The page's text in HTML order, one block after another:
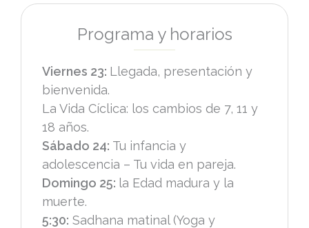
Programa y horarios
Viernes 23: Llegada, presentación y
bienvenida.
La Vida Cíclica: los cambios de 7, 11 y
18 años.
Sábado 24: Tu infancia y
adolescencia – Tu vida en pareja.
Domingo 25: la Edad madura y la
muerte.
5:30: Sadhana matinal (Yoga y